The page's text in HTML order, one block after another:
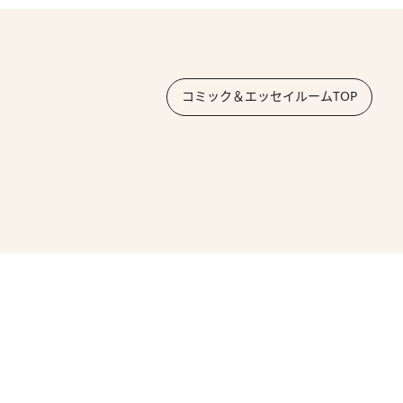
コミック＆エッセイルームTOP